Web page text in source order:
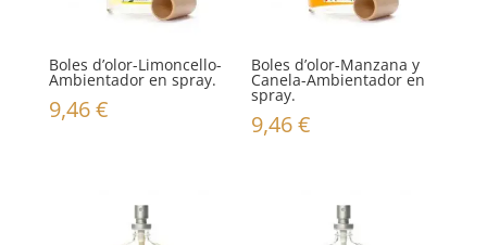
Boles d’olor-Limoncello-
Ambientador en spray.
9,46€
Boles d’olor-Manzana y
Canela-Ambientador en
spray.
9,46€